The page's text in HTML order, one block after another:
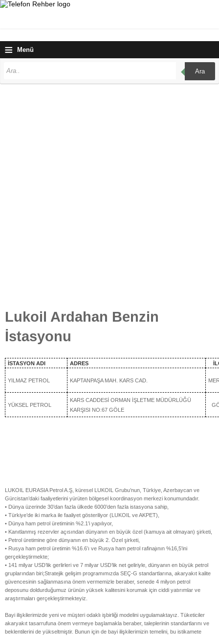
≡ Menü
Ara
Lukoil Ardahan Benzin
İstasyonu
İSTASYON ADI ADRES
YILMAZ PETROL KAPTANPAŞA MAH. KARS CAD.
YÜKSEL PETROL
KARS CADDESİ ORMAN İŞLETME MÜDÜRLÜĞÜ
KARŞISI NO:67 GÖLE
LUKOIL EURASIA Petrol A.Ş, küresel LUKOIL Grubu’nun, Türkiye, Azerbaycan ve
Gürcistan’daki faaliyetlerini yürüten bölgesel koordinasyon merkezi konumundadır.
• Dünya üzerinde 30’dan fazla ülkede 6000’den fazla istasyona sahip,
• Türkiye’de iki marka ile faaliyet gösteriliyor (LUKOIL ve AKPET),
• Dünya ham petrol üretiminin %2.1’i yapılıyor,
• Kanıtlanmış rezervler açısından dünyanın en büyük özel (kamuya ait olmayan) şirketi,
• Petrol üretimine göre dünyanın en büyük 2. Özel şirketi,
• Rusya ham petrol üretimin %16.6’ı ve Rusya ham petrol rafinajının %16,5'ini
gerçekleştirmekte;
• 141 milyar USD’lik gerlirleri ve 7 milyar USD’lik net geliriyle, dünyanın en büyük petrol
gruplarından biri;Stratejik gelişim programımızda SEÇ-G standartlarına, akaryakıt kalite
güvencesinin sağlanmasına önem vermemizle beraber, senede 4 milyon petrol
deposunu doldurduğumuz ürünün yüksek kalitesini korumak için ciddi yatırımlar ve
araştırmaları gerçekleştirmekteyiz.
Bayi ilişkilerimizde yeni ve müşteri odaklı işbirliği modelini uygulamaktayız. Tüketiciler
akaryakıt tasarrufuna önem vermeye başlamakla beraber, taleplerinin standartlarını ve
beklentilerini de yükseltmiştir. Bunun için de bayi ilişkilerimizin temelini, bu istikamete